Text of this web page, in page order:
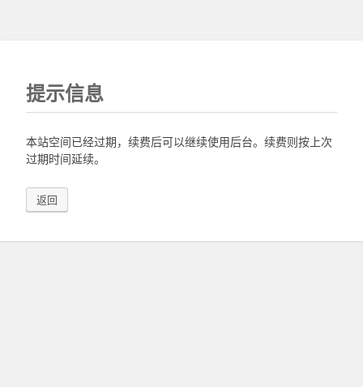
提示信息
本站空间已经过期，续费后可以继续使用后台。续费则按上次
过期时间延续。
返回